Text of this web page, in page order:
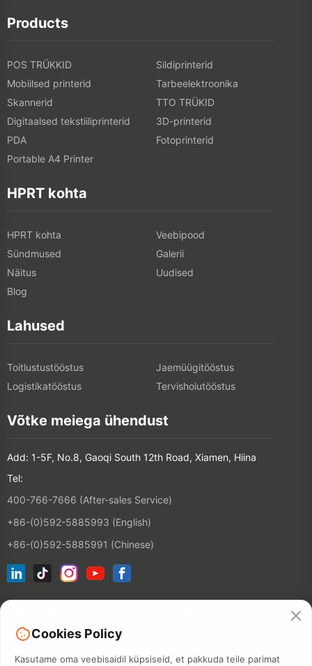
Products
POS TRÜKKID
Sildiprinterid
Mobiilsed printerid
Tarbeelektroonika
Skannerid
TTO TRÜKID
Digitaalsed tekstiiliprinterid
3D-printerid
PDA
Fotoprinterid
Portable A4 Printer
HPRT kohta
HPRT kohta
Veebipood
Sündmused
Galerii
Näitus
Uudised
Blog
Lahused
Toitlustustööstus
Jaemüügitööstus
Logistikatööstus
Tervishoiutööstus
Võtke meiega ühendust
Add: 1-5F, No.8, Gaoqi South 12th Road, Xiamen, Hiina
Tel:
400-766-7666 (After-sales Service)
+86-(0)592-5885993 (English)
+86-(0)592-5885991 (Chinese)
Cookies Policy
Kasutame oma veebisaidil küpsiseid, et pakkuda teile parimat